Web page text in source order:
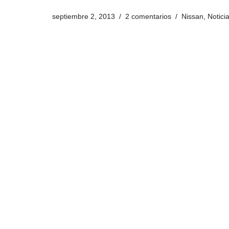
septiembre 2, 2013 2 comentarios Nissan,